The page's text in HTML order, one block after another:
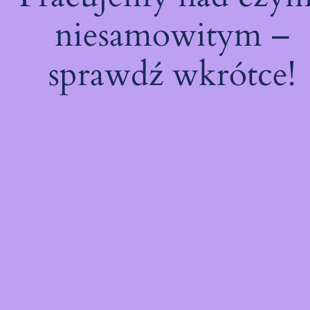
niesamowitym –
sprawdź wkrótce!